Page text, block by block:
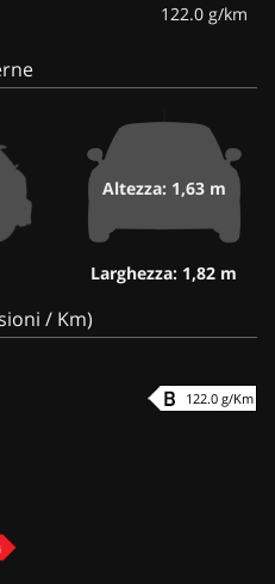
122.0 g/km
Altezza: 1,63 m
Larghezza: 1,82 m
/ Km)
122.0 g/Km